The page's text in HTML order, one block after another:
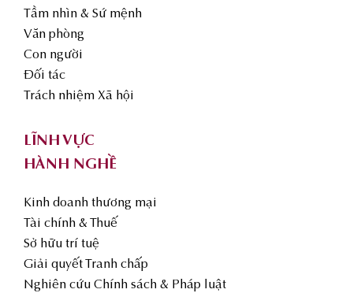
Tầm nhìn & Sứ mệnh
Văn phòng
Con người
Đối tác
Trách nhiệm Xã hội
LĨNH VỰC
HÀNH NGHỀ
Kinh doanh thương mại
Tài chính & Thuế
Sở hữu trí tuệ
Giải quyết Tranh chấp
Nghiên cứu Chính sách & Pháp luật